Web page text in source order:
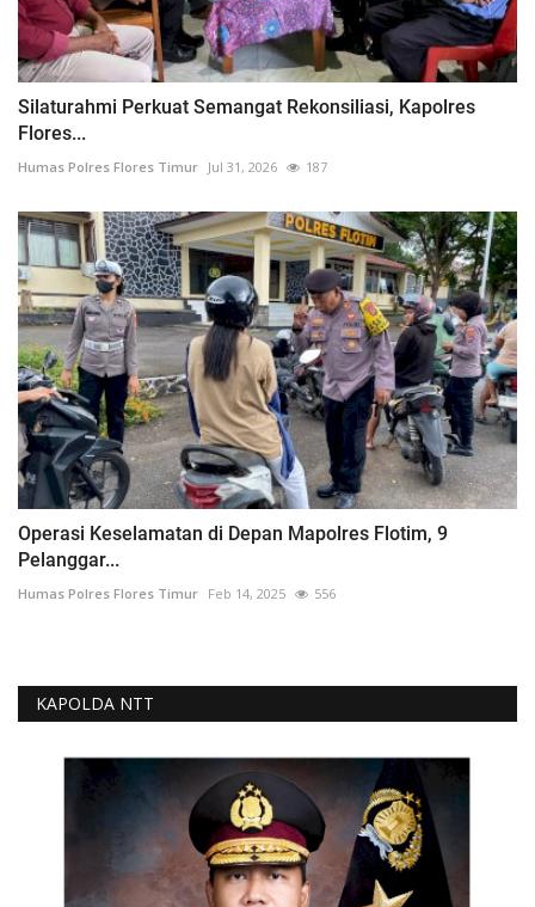
Silaturahmi Perkuat Semangat Rekonsiliasi, Kapolres
Flores...
Humas Polres Flores Timur Jul 31, 2026 187
Operasi Keselamatan di Depan Mapolres Flotim, 9
Pelanggar...
Humas Polres Flores Timur Feb 14, 2025 556
KAPOLDA NTT